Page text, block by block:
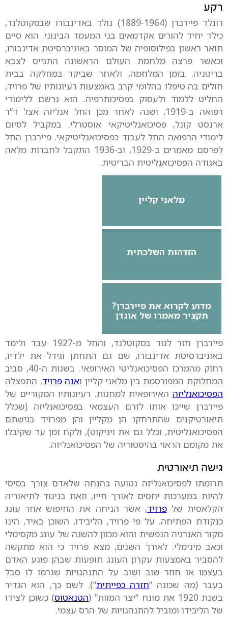
רקע
רונלד פיירברן (1889-1964) נולד באדינבורו שבסקוטלנד,
כילד יחיד להורים אקדמאים בני המעמד הבינוני. הוא סיים
תואר ראשון בפילוסופיה של המוסר באוניברסיטת אדינבורו,
וכאשר פרצה מלחמת העולם הראשונה התגייס לצבא
בריטניה. בזמן המלחמה, ולאחר שביקר במחלקה בבית
חולים בה טיפלו בהלומי קרב באמצעות רעיונותיו של פרויד,
החליט ללמוד ולעסוק בפסיכותרפיה. הוא נרשם ללימודי
רפואה ב-1919, ושנה לאחר מכן החל אנליזה אצל ד”ר
ארנסט קונל, פסיכואנליטיקאי אוסטרלי. במקביל לסיום
לימודי הרפואה החל לעבוד כפסיכואנליטיקאי. פיירברן החל
לפרסם מאמרים ב-1929, וב-1936 התקבל לחברות מלאה
באגודה הפסיכואנליטית הבריטית.
מלאני קליין
הזדהות השלכתית
מדוע לקרוא את פיירברן?
תקציר מאמרו של אוגדן
פיירברן חזר לגור בסקוטלנד, והחל מ-1927 עבד ולימד
באוניברסיטת אדינבורו, שם גם התחתן וגידל את ילדיו,
רחוק מהמרכז הפסיכואנליטי האירופאי. בשנות ה-40, סביב
המחלוקת המפורסמת בין מלאני קליין ואנה פרויד, התפצלה
הפסיכואנליזה האירופאית למחנות. רעיונותיו המקוריים של
פיירברן שייכו אותו לזרם העצמאי בפסיכואנליזה (שכלל
תיאורטיקנים שהתרחקו הן מקליין והן מפרויד בגישתם
הפסיכואנליטית, וכלל גם את ויניקוט), ולקח זמן עד שקיבלו
את מקומם הראוי בהיסטוריה של הפסיכואנליזה.
גישה תיאורטית
תרומתו לפסיכואנליזה נטועה בהנחה שלאדם צורך בסיסי
להיות במערכות יחסים לאורך חייו, וזאת בניגוד לתיאוריה
הקלאסית שלפרויד, אשר הניחה את החיפוש אחר עונג
כנקודת הפתיחה. על פי פרויד, הליבידו, השוכן באיד, הינו
מקור האנרגיה הנפשית והוא מכוון להשגה של עונג מקסימלי
וכאב מינימלי. לאורך השנים, מצא פרויד כי הוא מתקשה
להסביר באמצעות עקרון העונג תופעות שבהן פוגע האדם
בעצמו או חוזר שוב ושוב על התנהגויות שגרמו לו סבל
בעבר (מה שכונה “חזרה כפייתית”). לשם כך, הוא הגדיר
בשנת 1920 את מונח “יצר המוות” (
הטנאטוס) כשוכן לצידו
של הליבידו ומוביל להתנהגויות של הרס עצמי.